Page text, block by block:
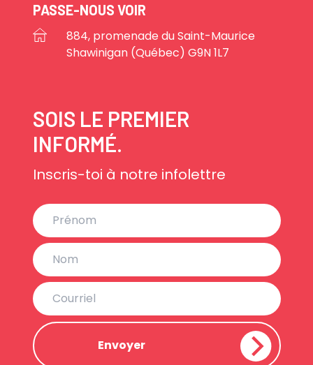
PASSE-NOUS VOIR
884, promenade du Saint-Maurice
Shawinigan (Québec) G9N 1L7
SOIS LE PREMIER
INFORMÉ.
Inscris-toi à notre infolettre